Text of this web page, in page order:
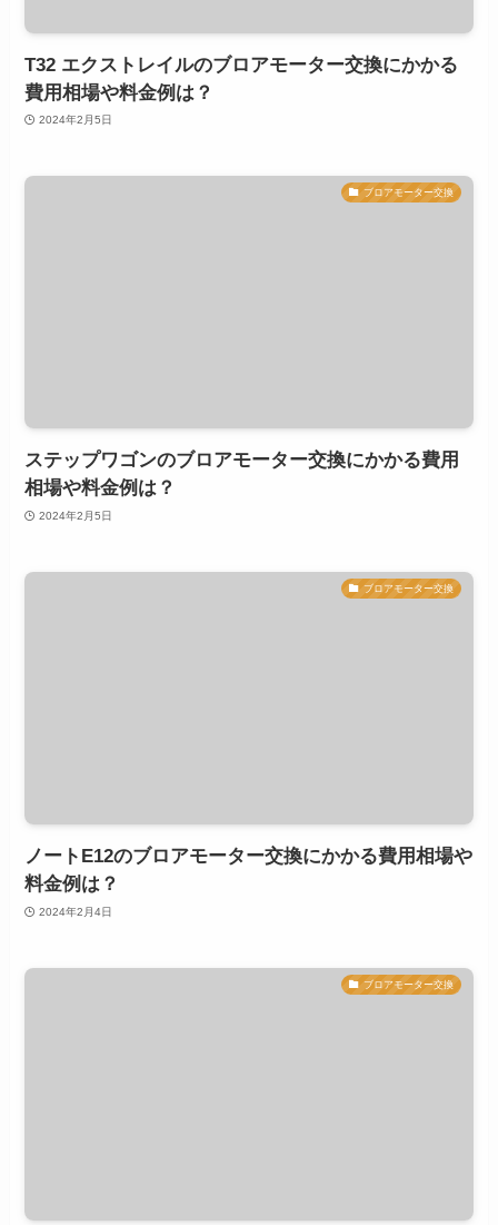
T32 エクストレイルのブロアモーター交換にかかる
費用相場や料金例は？
2024年2月5日
ブロアモーター交換
ステップワゴンのブロアモーター交換にかかる費用
相場や料金例は？
2024年2月5日
ブロアモーター交換
ノートE12のブロアモーター交換にかかる費用相場や
料金例は？
2024年2月4日
ブロアモーター交換